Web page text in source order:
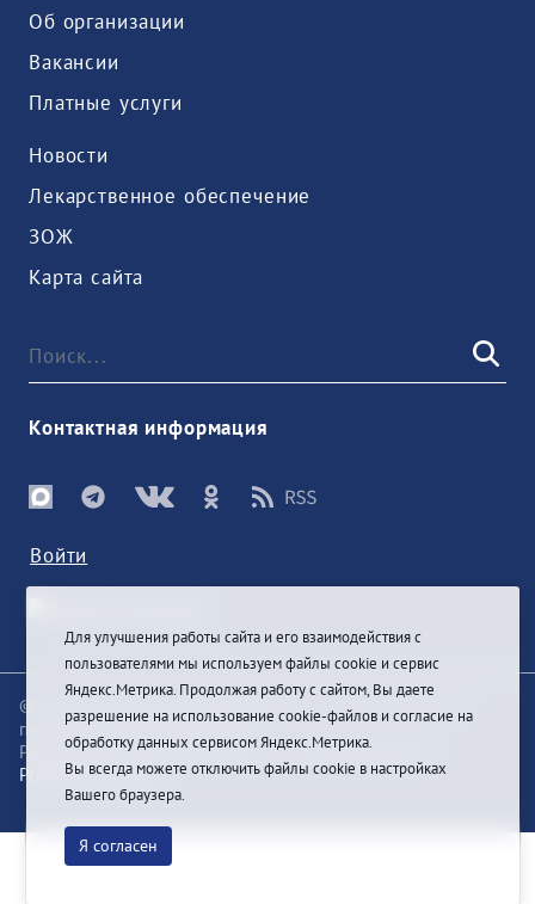
Об организации
Вакансии
Платные услуги
Новости
Лекарственное обеспечение
ЗОЖ
Карта сайта
Контактная информация
Войти
© При цитировании информации с сайта ссылка на
первоисточник обязательна
Разработка и техподдержка сайта Bars-Penza &
Pragmatic Studio
Для улучшения работы сайта и его взаимодействия с
пользователями мы используем файлы cookie и сервис
Яндекс.Метрика. Продолжая работу с сайтом, Вы даете
разрешение на использование cookie-файлов и согласие на
обработку данных сервисом Яндекс.Метрика.
Вы всегда можете отключить файлы cookie в настройках
Вашего браузера.
Я согласен